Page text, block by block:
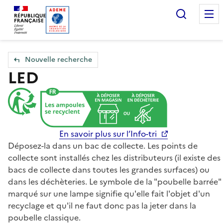
Accueil — Que Faire de mes objets & déchets
Nouvelle recherche
LED
En savoir plus sur l’Info-tri
Déposez-la dans un bac de collecte. Les points de
collecte sont installés chez les distributeurs (il existe des
bacs de collecte dans toutes les grandes surfaces) ou
dans les déchèteries. Le symbole de la "poubelle barrée"
marqué sur une lampe signifie qu'elle fait l'objet d'un
recyclage et qu'il ne faut donc pas la jeter dans la
poubelle classique.